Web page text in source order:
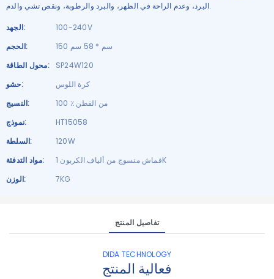
البرد، وعدم الراحة في الظهر، والبرد والرطوبة، ونقص تشي والدم.
الجهد:
100-240V
الحجم:
150 سم * 58 سم
محول الطاقة:
SP24W120
حشو:
كرة اللوس
النسيج:
100 ٪ من القطن
نموذج:
HT15058
السلطة:
120W
مواد التدفئة:
قماش منسوج من ألياف الكربون 1K
الوزن:
7KG
تفاصيل المنتج
DIDA TECHNOLOGY
فعالية المنتج